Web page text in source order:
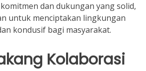
dan dukungan yang solid,
untuk menciptakan lingkungan
kondusif bagi masyarakat.
Kolaborasi